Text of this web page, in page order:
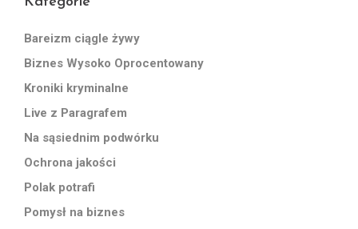
Bareizm ciągle żywy
Biznes Wysoko Oprocentowany
Kroniki kryminalne
Live z Paragrafem
Na sąsiednim podwórku
Ochrona jakości
Polak potrafi
Pomysł na biznes